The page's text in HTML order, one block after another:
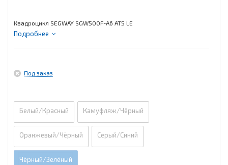
Квадроцикл SEGWAY SGW500F-A6 AT5 LE
Подробнее
Под заказ
Белый/Красный Камуфляж/Чёрный
Оранжевый/Чёрный Серый/Синий
Чёрный/Зелёный